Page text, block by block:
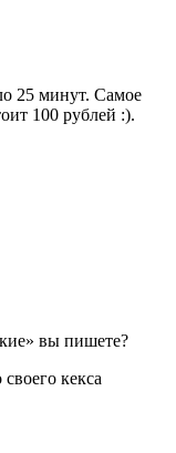
25 минут. Самое
100 рублей :).
вы пишете?
кекса